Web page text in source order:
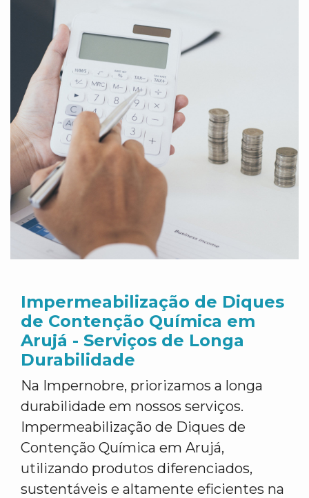
Impermeabilização de Diques
de Contenção Química em
Arujá - Serviços de Longa
Durabilidade
Na Impernobre, priorizamos a longa
durabilidade em nossos serviços.
Impermeabilização de Diques de
Contenção Química em Arujá,
utilizando produtos diferenciados,
sustentáveis e altamente eficientes na